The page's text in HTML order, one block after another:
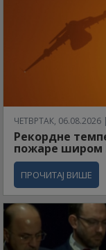
ЧЕТВРТАК, 06.08.2026
Рекордне
пожаре широм
ПРОЧИТАЈ ВИШЕ